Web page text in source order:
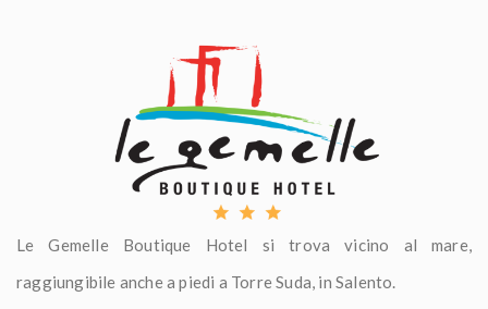
Le Gemelle Boutique Hotel si trova vicino al mare,
raggiungibile anche a piedi a Torre Suda, in Salento.